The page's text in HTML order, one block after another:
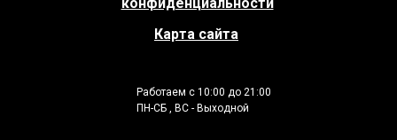
Работаем с 10:00 до 21:00
ПН-СБ , ВС - Выходной
Карта сайта